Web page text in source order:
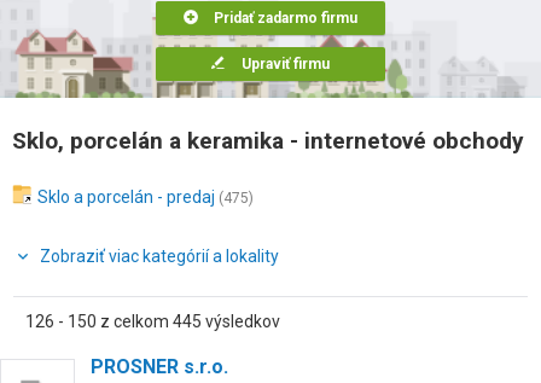
Pridať zadarmo firmu
Upraviť firmu
Sklo, porcelán a keramika - internetové obchody
Sklo a porcelán - predaj (475)
Zobraziť viac kategórií a lokality
126 - 150 z celkom 445 výsledkov
PROSNER s.r.o.